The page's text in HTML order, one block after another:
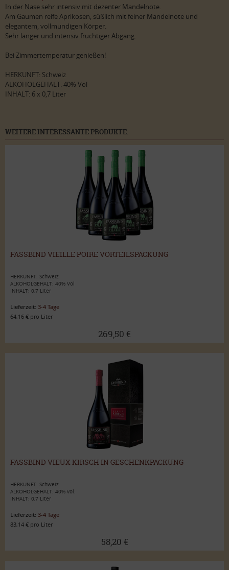
In der Nase sehr intensiv mit dezenter Mandelnote.
Am Gaumen reife Aprikosen, süßlich mit feiner Mandelnote und
elegantem, vollmundigen Körper.
Sehr langer und intensiv fruchtiger Abgang.
Bei Zimmertemperatur genießen!
HERKUNFT: Schweiz
ALKOHOLGEHALT: 40% Vol
INHALT: 6 x 0,7 Liter
WEITERE INTERESSANTE PRODUKTE:
FASSBIND VIEILLE POIRE VORTEILSPACKUNG
HERKUNFT: Schweiz
ALKOHOLGEHALT: 40% Vol
INHALT: 0,7 Liter
Lieferzeit: 3-4 Tage
64,16 € pro Liter
269,50 €
FASSBIND VIEUX KIRSCH IN GESCHENKPACKUNG
HERKUNFT: Schweiz
ALKOHOLGEHALT: 40% vol.
INHALT: 0,7 Liter
Lieferzeit: 3-4 Tage
83,14 € pro Liter
58,20 €